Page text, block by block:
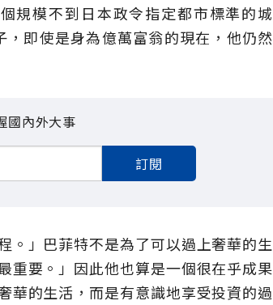
規模不到日本政令指定都市標準的城
即使是身為億萬富翁的現在，他仍然
國內外大事
訂閱
。」巴菲特不是為了可以過上奢華的生
重要。」因此他也算是一個很在乎成果
華的生活，而是有意識地享受投資的過